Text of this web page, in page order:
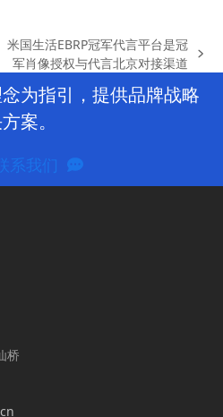
next
米国生活EBRP冠军代言平台是冠
军肖像授权与代言北京对接渠道
为指引，提供品牌战略
案。
系我们
桥